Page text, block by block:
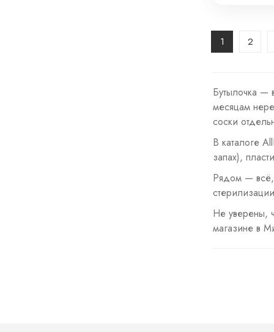
1 2
Бутылочка —
месяцам
соски
В каталоге
запах),
Рядом — всё,
Не уверены,
магазине в